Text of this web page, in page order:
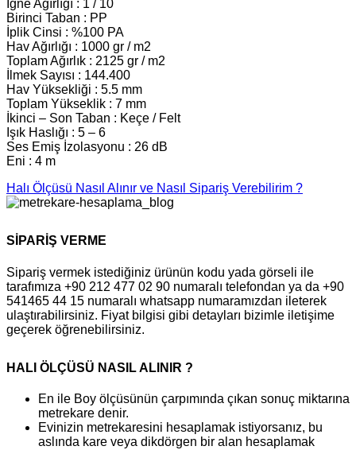
İğne Ağırlığı : 1 / 10
Birinci Taban : PP
İplik Cinsi : %100 PA
Hav Ağırlığı : 1000 gr / m2
Toplam Ağırlık : 2125 gr / m2
İlmek Sayısı : 144.400
Hav Yüksekliği : 5.5 mm
Toplam Yükseklik : 7 mm
İkinci – Son Taban : Keçe / Felt
Işık Haslığı : 5 – 6
Ses Emiş İzolasyonu : 26 dB
Eni : 4 m
Halı Ölçüsü Nasıl Alınır ve Nasıl Sipariş Verebilirim ?
SİPARİŞ VERME
Sipariş vermek istediğiniz ürünün kodu yada görseli ile
tarafımıza +90 212 477 02 90 numaralı telefondan ya da +90
541465 44 15 numaralı whatsapp numaramızdan ileterek
ulaştırabilirsiniz. Fiyat bilgisi gibi detayları bizimle iletişime
geçerek öğrenebilirsiniz.
HALI ÖLÇÜSÜ NASIL ALINIR ?
En ile Boy ölçüsünün çarpımında çıkan sonuç miktarına
metrekare denir.
Evinizin metrekaresini hesaplamak istiyorsanız, bu
aslında kare veya dikdörgen bir alan hesaplamak